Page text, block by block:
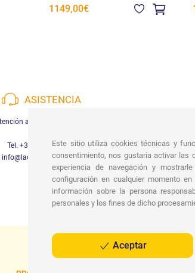
1149,00€
ASISTENCIA
al cliente disponible
Tel. +39 3452280233
info@lachiocciolababy.it
Este sitio utiliza cookies técnicas y
consentimiento, nos gustaría activar las
experiencia de navegación y
configuración en cualquier momento en
información sobre la persona
personales y los fines de dicho
Aceptar